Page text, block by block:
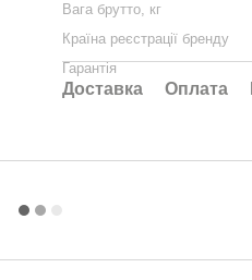
Вага брутто, кг
Країна реєстрації бренду
Гарантія
Доставка Оплата